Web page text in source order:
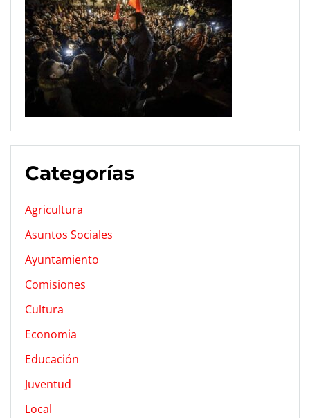
Categorías
Agricultura
Asuntos Sociales
Ayuntamiento
Comisiones
Cultura
Economia
Educación
Juventud
Local